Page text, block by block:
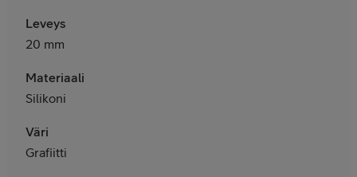
Leveys
20 mm
Materiaali
Silikoni
Väri
Grafiitti